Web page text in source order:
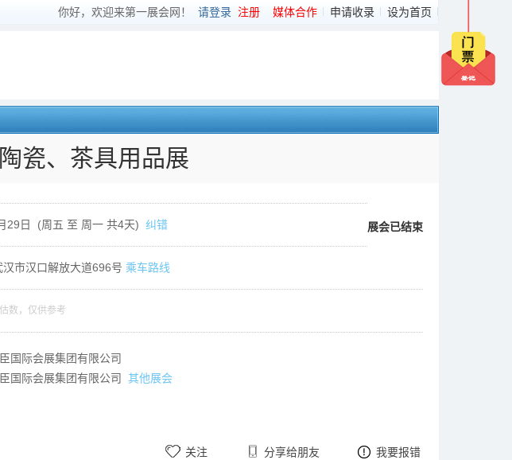
你好，欢迎来第一展会网！ 请登录 注册 媒体合作 申请收录 设为首页
瓷、茶具用品展
展会已结束
29日 (周五 至 周一 共4天) 纠错
汉市汉口解放大道696号 乘车路线
数，仅供参考
国际会展集团有限公司
国际会展集团有限公司 其他展会
关注 分享给朋友 我要报错